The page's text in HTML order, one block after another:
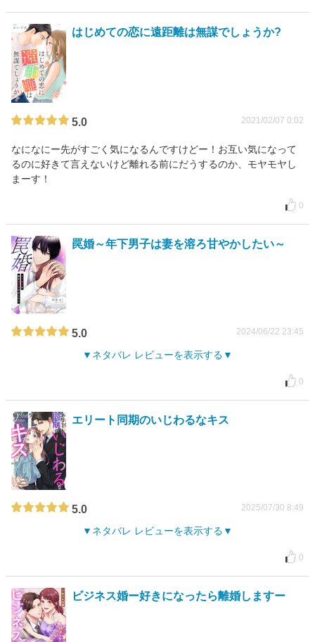
はじめての恋に遠距離は無謀でしょうか?
5.0 2021/02/07 0:02
なになにー先がすごく気になるんですけどー！お互い気になって
るのに好きて言えないけど離れる前にだうするのか、モヤモヤし
まーす！
0
罠婚～年下男子は妻を溶ろ甘やかしたい～
5.0 2024/06/22 23:45
ネタバレ レビューを表示する
0
エリート同期のいじわるなキス
5.0 2025/07/30 8:49
ネタバレ レビューを表示する
0
ビジネス婚ー好きになったら離婚しますー